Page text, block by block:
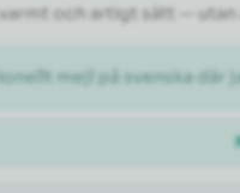
och artigt sätt — utan
mejl på svenska där